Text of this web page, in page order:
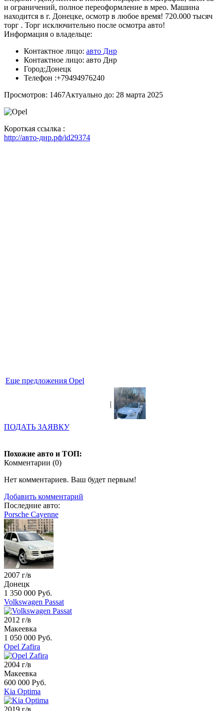
и ограничений, полное переоформление в мрео. Машина
находится в г. Донецке, осмотр в любое время! 720.000 тысяч
торг . Торг исключительно после осмотра авто!
Информация о владельце:
Контактное лицо: авто Днр
Контактное лицо: авто Днр
Город:Донецк
Телефон :+79494976240
Просмотров: 1467Актуально до: 28 марта 2025
Короткая ссылка :
http://авто-днр.рф/id29374
Еще предложения Opel
|
ПОДАТЬ ЗАЯВКУ
Похожие авто и ТОП:
Комментарии (0)
Нет комментариев. Ваш будет первым!
Добавить комментарий
Последние авто:
Porsche Cayenne
2007 г/в
Донецк
1 350 000 Руб.
Volkswagen Passat
2012 г/в
Макеевка
1 050 000 Руб.
Opel Zafira
2004 г/в
Макеевка
600 000 Руб.
Kia Optima
2019 г/в